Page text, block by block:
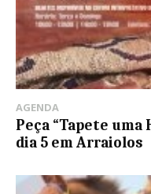
AGENDA
Peça “Tapete
dia 5 em Arraiolos